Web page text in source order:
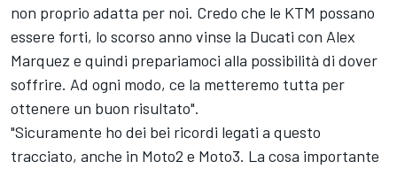
non proprio adatta per noi. Credo che le KTM possano
essere forti, lo scorso anno vinse la Ducati con Alex
Marquez e quindi prepariamoci alla possibilità di dover
soffrire. Ad ogni modo, ce la metteremo tutta per
ottenere un buon risultato".
"Sicuramente ho dei bei ricordi legati a questo
tracciato, anche in Moto2 e Moto3. La cosa importante